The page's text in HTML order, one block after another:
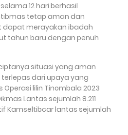
12 hari berhasil
tetap aman dan
dapat merayakan ibadah
tahun baru dengan penuh
situasi yang aman
dari upaya yang
lilin Tinombala 2023
Lantas sejumlah 8.211
Kamseltibcar lantas sejumlah